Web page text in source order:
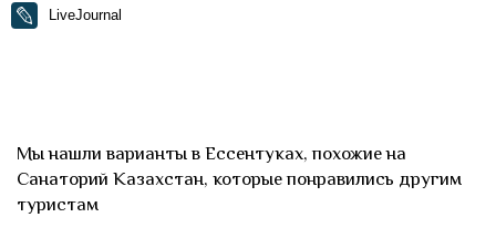
LiveJournal
Мы нашли варианты в Ессентуках, похожие на
Санаторий Казахстан, которые понравились другим
туристам